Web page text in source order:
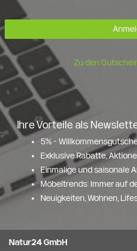
Zu den
Ihre Vorteile als
5% -
Exklusive Rabatte,
Einmalige und saisonale
Möbeltrends: Immer auf
Neuigkeiten, Wohnen,
Natur24 GmbH